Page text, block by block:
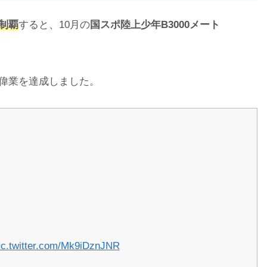
覇すると、10月の国スポ陸上少年B3000メート
業を達成しました。
Mk9iDznJNR